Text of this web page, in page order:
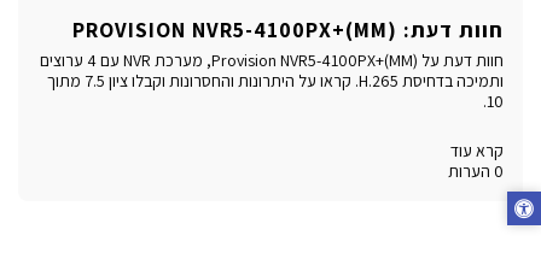
חוות דעת: PROVISION NVR5-4100PX+(MM)
חוות דעת על Provision NVR5-4100PX+(MM), מערכת NVR עם 4 ערוצים
ותמיכה בדחיסת H.265. קראו על היתרונות והחסרונות וקבלו ציון 7.5 מתוך
10.
קרא עוד
0 הערות